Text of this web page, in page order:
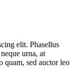
elit. Phasellus
urna, at
quam, sed auctor leo